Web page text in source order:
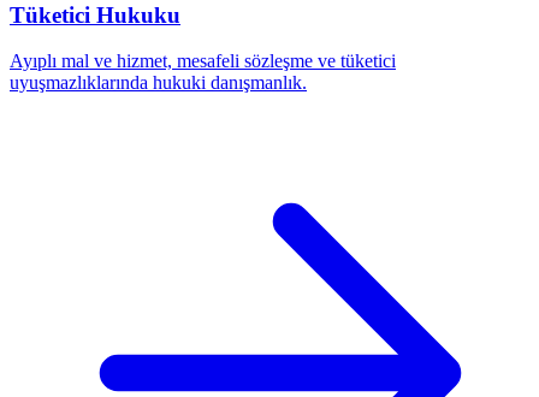
Tüketici Hukuku
Ayıplı mal ve hizmet, mesafeli sözleşme ve tüketici
uyuşmazlıklarında hukuki danışmanlık.